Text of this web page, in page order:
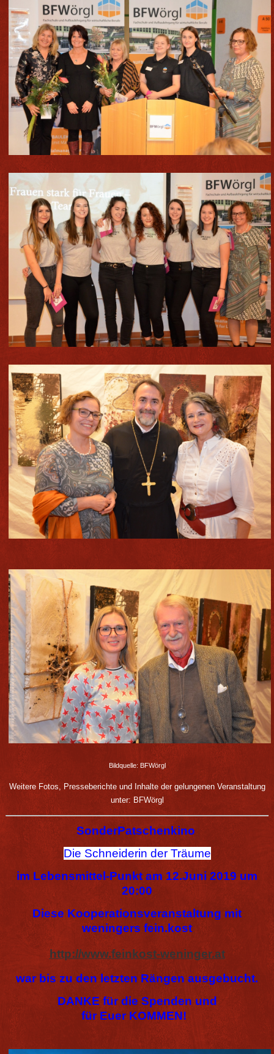
Bildquelle: BFWörgl
Weitere Fotos, Presseberichte und Inhalte der gelungenen Veranstaltung
unter: BFWörgl
SonderPatschenkino
Die Schneiderin der Träume
im Lebensmittel-Punkt am 12.Juni 2019 um
20:00
Diese Kooperationsveranstaltung mit
weningers fein.kost
http://www.feinkost-weninger.at
war bis zu den letzten Rängen ausgebucht.
DANKE für die Spenden und
für Euer KOMMEN!